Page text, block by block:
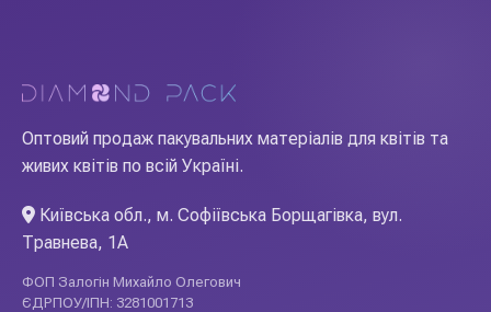
Оптовий продаж пакувальних матеріалів для квітів та
живих квітів по всій Україні.
Київська обл., м. Софіївська Борщагівка, вул.
Травнева, 1А
ФОП Залогін Михайло Олегович
ЄДРПОУ/ІПН: 3281001713